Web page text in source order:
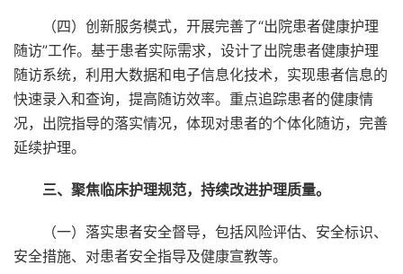
（四）创新服务模式，开展完善了“出院患者健康护理
随访”工作。基于患者实际需求，设计了出院患者健康护理
随访系统，利用大数据和电子信息化技术，实现患者信息的
快速录入和查询，提高随访效率。重点追踪患者的健康情
况，出院指导的落实情况，体现对患者的个体化随访，完善
延续护理。
三、聚焦临床护理规范，持续改进护理质量。
（一）落实患者安全督导，包括风险评估、安全标识、
安全措施、对患者安全指导及健康宣教等。